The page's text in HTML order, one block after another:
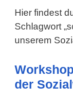
Hier findest
Schlagwort
unserem
der